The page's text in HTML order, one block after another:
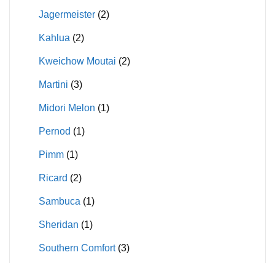
Jagermeister (2)
Kahlua (2)
Kweichow Moutai (2)
Martini (3)
Midori Melon (1)
Pernod (1)
Pimm (1)
Ricard (2)
Sambuca (1)
Sheridan (1)
Southern Comfort (3)